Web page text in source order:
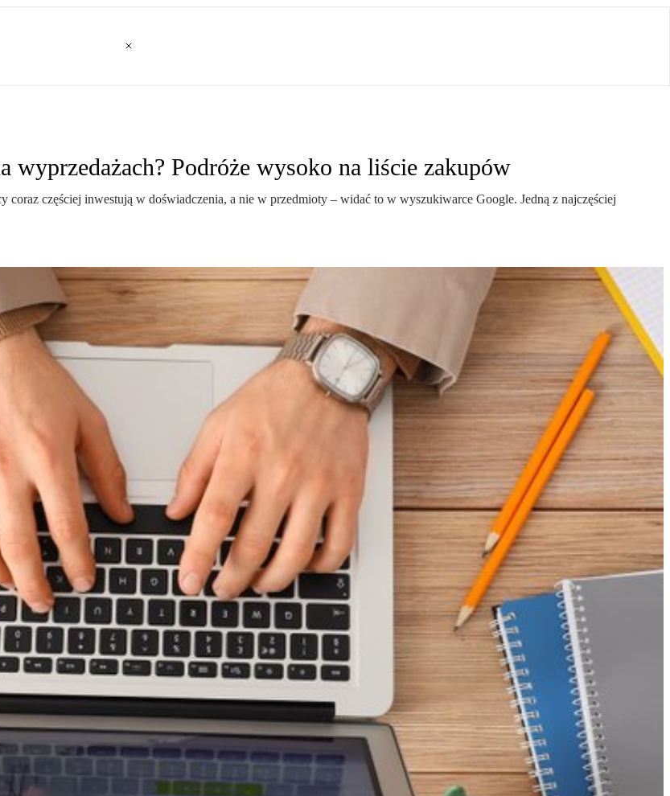
Podróże wysoko na liście zakupów
częściej inwestują w doświadczenia, a nie w przedmioty – widać to w wyszukiwarce Google. Jedną z najczęściej